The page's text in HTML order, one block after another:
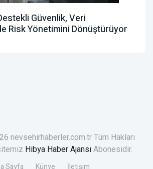
Güvenlik, Veri
Risk Yönetimini Dönüştürüyor
nevsehirhaberler.com.tr Tüm Hakları
Hibya Haber AjansıAbonesidir.
Sayfa Künye İletişim